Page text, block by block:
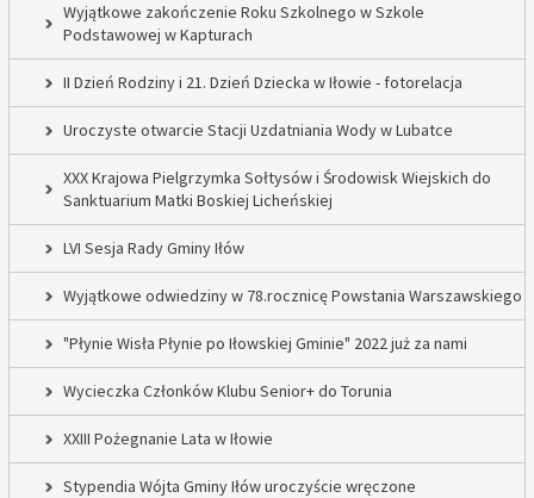
Wyjątkowe zakończenie Roku Szkolnego w Szkole
Podstawowej w Kapturach
II Dzień Rodziny i 21. Dzień Dziecka w Iłowie - fotorelacja
Uroczyste otwarcie Stacji Uzdatniania Wody w Lubatce
XXX Krajowa Pielgrzymka Sołtysów i Środowisk Wiejskich do
Sanktuarium Matki Boskiej Licheńskiej
LVI Sesja Rady Gminy Iłów
Wyjątkowe odwiedziny w 78.rocznicę Powstania Warszawskiego
"Płynie Wisła Płynie po Iłowskiej Gminie" 2022 już za nami
Wycieczka Członków Klubu Senior+ do Torunia
XXIII Pożegnanie Lata w Iłowie
Stypendia Wójta Gminy Iłów uroczyście wręczone